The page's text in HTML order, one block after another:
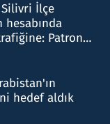
Silivri İlçe
hesabında
Patron
hedef aldık